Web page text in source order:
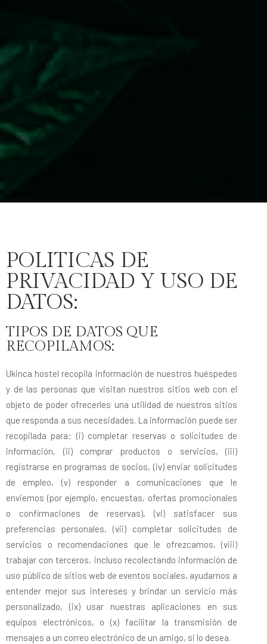
POLITICAS DE
PRIVACIDAD Y USO DE
DATOS:
TIPOS DE DATOS QUE
RECOPILAMOS:
Ukinca hostel recopila información de nuestros huéspedes
y de las personas que visitan nuestros sitios web con el
objeto de poder ofrecerles una utilidad de nuestros sitios
que responda a sus necesidades. La información puede ser
recopilada para: (i) completar reservas o solicitudes de
información, (ii) comprar productos o servicios, (iii)
registrarse en programas de socios, (iv) enviar solicitudes
de empleo, (v) responder a comunicaciones que le
enviemos (por ejemplo, encuestas, ofertas promocionales
o confirmaciones de reservas), (vi) satisfacer sus
preferencias personales, (vii) completar solicitudes de
servicios o recomendaciones que le ofrezcamos, (viii)
trabajar con terceros, incluso recolectando información de
uso público de sitios web de eventos sociales, ayudarnos a
entender mejor sus intereses y brindar un servicio más
personalizado, (ix) usar nuestras aplicaciones en sus
equipos electrónicos, o (x) facilitar la transmisión de
mensajes a un correo electrónico de un amigo, si lo desea.